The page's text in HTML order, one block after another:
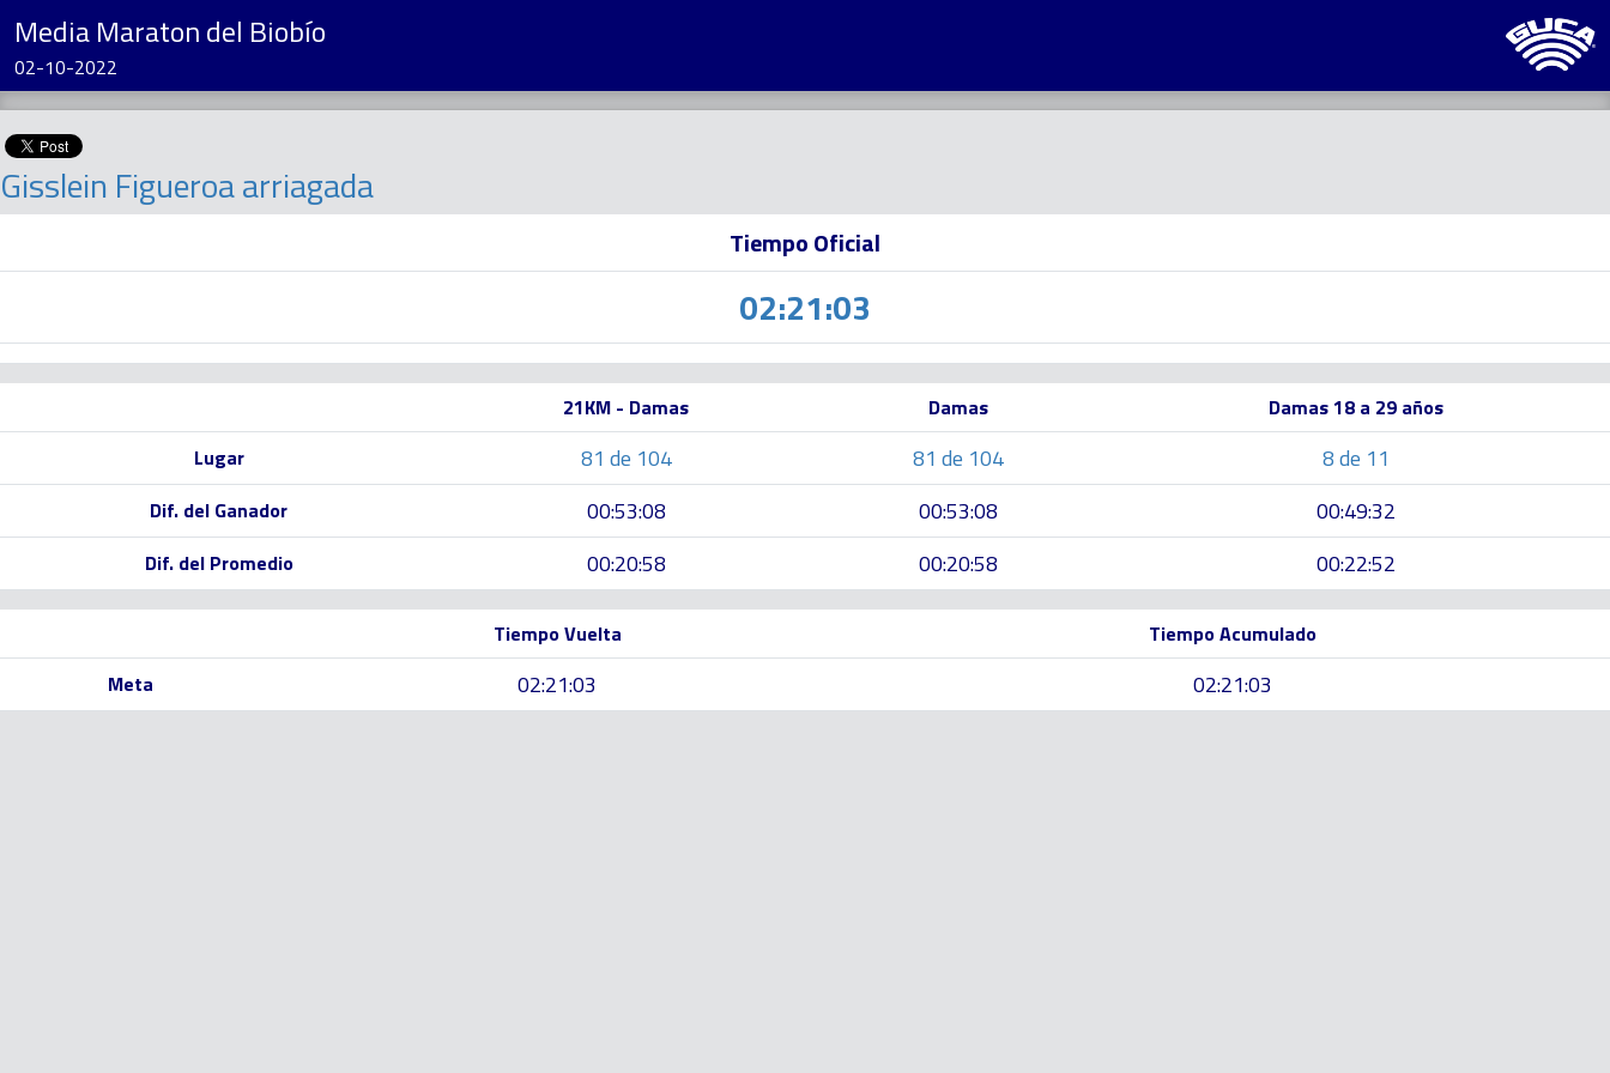
Media Maraton del Biobío
02-10-2022
Gisslein Figueroa arriagada
Tiempo Oficial
02:21:03
21KM - Damas Damas
Damas 18 a 29 años
Lugar
81 de 104 81 de 104 8 de 11
Dif. del Ganador 00:53:08 00:53:08 00:49:32
Dif. del Promedio 00:20:58 00:20:58 00:22:52
Tiempo Vuelta
Tiempo Acumulado
Meta
02:21:03 02:21:03